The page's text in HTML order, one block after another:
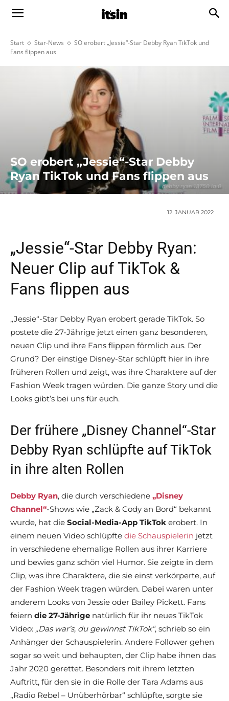
Start Star-News
SO erobert „Jessie“-Star Debby Ryan TikTok und
Fans flippen aus
debby ryan 13750 lg 0
SO erobert „Jessie“-Star Debby
Ryan TikTok und Fans flippen aus
12. JANUAR 2022
„Jessie“-Star Debby Ryan:
Neuer Clip auf TikTok &
Fans flippen aus
„Jessie“-Star Debby Ryan erobert gerade TikTok. So
postete die 27-Jährige jetzt einen ganz besonderen,
neuen Clip und ihre Fans flippen förmlich aus. Der
Grund? Der einstige Disney-Star schlüpft hier in ihre
früheren Rollen und zeigt, was ihre Charaktere auf der
Fashion Week tragen würden. Die ganze Story und die
Looks gibt’s bei uns für euch.
Der frühere „Disney Channel“-Star
Debby Ryan schlüpfte auf TikTok
in ihre alten Rollen
Debby Ryan, die durch verschiedene „Disney
Channel“-Shows wie „Zack & Cody an Bord“ bekannt
wurde, hat die Social-Media-App TikTok erobert. In
einem neuen Video schlüpfte die Schauspielerin jetzt
in verschiedene ehemalige Rollen aus ihrer Karriere
und bewies ganz schön viel Humor. Sie zeigte in dem
Clip, was ihre Charaktere, die sie einst verkörperte, auf
der Fashion Week tragen würden. Dabei waren unter
anderem Looks von Jessie oder Bailey Pickett. Fans
feiern die 27-Jährige natürlich für ihr neues TikTok
Video: „Das war’s, du gewinnst TikTok“, schrieb so ein
Anhänger der Schauspielerin. Andere Follower gehen
sogar so weit und behaupten, der Clip habe ihnen das
Jahr 2020 gerettet. Besonders mit ihrem letzten
Auftritt, für den sie in die Rolle der Tara Adams aus
„Radio Rebel – Unüberhörbar“ schlüpfte, sorgte sie